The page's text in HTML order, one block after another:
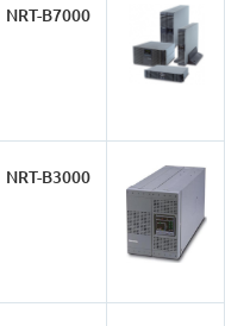
NRT-B7000
NRT-B3000